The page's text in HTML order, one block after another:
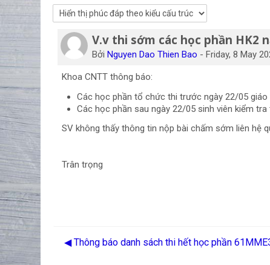
V.v thi sớm các học phần HK2
BởiNguyen Dao Thien Bao -Friday, 8 May
Số lượng các câu trả lời: 0
Khoa CNTT thông báo:
Các học phần tổ chức thi trước ngày 22/05
Các học phần sau ngày 22/05 sinh viên kiểm
SV không thấy thông tin nộp bài chấm sớm liên hệ
Trân trọng
◀︎ Thông báo danh sách thi hết học phần